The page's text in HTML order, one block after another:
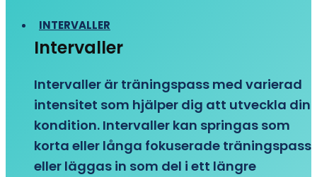
INTERVALLER
Intervaller
Intervaller är träningspass med varierad
intensitet som hjälper dig att utveckla din
kondition. Intervaller kan springas som
korta eller långa fokuserade träningspass
eller läggas in som del i ett längre